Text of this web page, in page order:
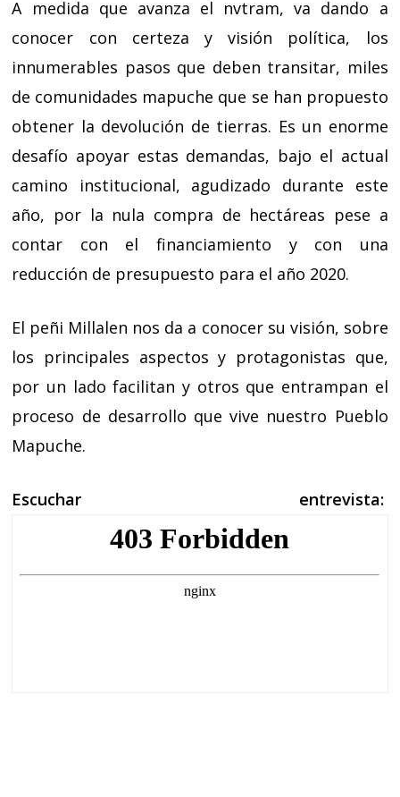
A medida que avanza el nvtram, va dando a
conocer con certeza y visión política, los
innumerables pasos que deben transitar, miles
de comunidades mapuche que se han propuesto
obtener la devolución de tierras. Es un enorme
desafío apoyar estas demandas, bajo el actual
camino institucional, agudizado durante este
año, por la nula compra de hectáreas pese a
contar con el financiamiento y con una
reducción de presupuesto para el año 2020.
El peñi Millalen nos da a conocer su visión, sobre
los principales aspectos y protagonistas que,
por un lado facilitan y otros que entrampan el
proceso de desarrollo que vive nuestro Pueblo
Mapuche.
Escuchar entrevista: